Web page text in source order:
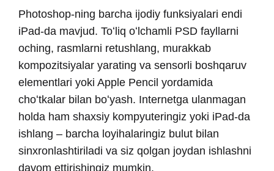
Photoshop-ning barcha ijodiy funksiyalari endi
iPad-da mavjud. Toʻliq oʻlchamli PSD fayllarni
oching, rasmlarni retushlang, murakkab
kompozitsiyalar yarating va sensorli boshqaruv
elementlari yoki Apple Pencil yordamida
choʻtkalar bilan boʻyash. Internetga ulanmagan
holda ham shaxsiy kompyuteringiz yoki iPad-da
ishlang – barcha loyihalaringiz bulut bilan
sinxronlashtiriladi va siz qolgan joydan ishlashni
davom ettirishingiz mumkin.